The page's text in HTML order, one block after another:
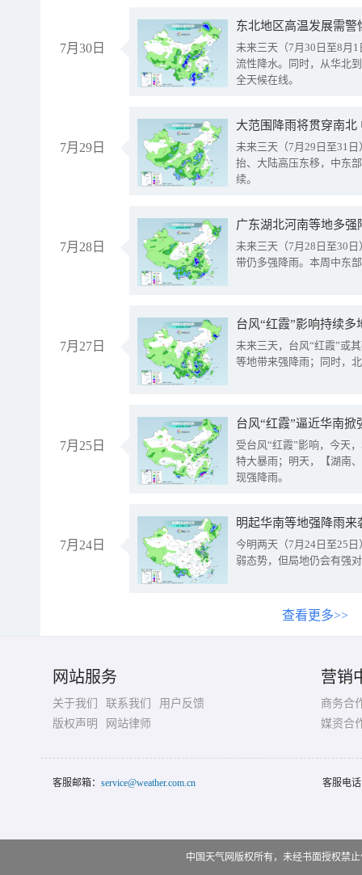
7月30日
东北地区高温发展需
未来三天（7月30日至8月
流性降水。同时，从华北
全天候在线。
7月29日
大范围降雨将贯穿南
未来三天（7月29日至31
抬、大陆高压东移，中东
续。
7月28日
广东湖北河南等地多
未来三天（7月28日至30
带仍多强降雨。本周中东
7月27日
台风“红霞”影响持续
未来三天，台风“红霞”或
等地带来强降雨；同时，
7月25日
台风“红霞”逼近华南
受台风“红霞”影响，今天
特大暴雨；明天，【湖南
现强降雨。
7月24日
明起华南等地强降雨
今明两天（7月24日至25
弱态势，但局地仍会有强
查看更多>>
网站服务
关于我们 联系我们
用户反馈
版权声明
网站律师
营销
商务合
媒资合
客服邮箱： service@weather.com.cn 客服电
中国天气网版权所有，未经书面授权